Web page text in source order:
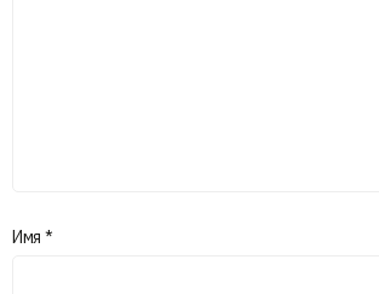
Имя *